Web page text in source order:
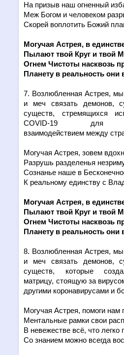
На призыв наш огненный
Меж Богом и человеком
Скорей воплотить Божий
Могучая Астрея, в единc
Пылают твой Круг и твой
Огнем Чистоты насквозь
Планету в реальность
7. Возлюбленная Астрея, мы
и меч связать демонов,
существ, стремящихся
COVID-19 для
взаимодействием между
Могучая Астрея, зовем
Разрушь разделенья
Сознанье наше в
К реальному единству с
Могучая Астрея, в единc
Пылают твой Круг и твой
Огнем Чистоты насквозь
Планету в реальность
8. Возлюбленная Астрея, мы
и меч связать демонов,
существ, которые
матрицу, стоящую за
другими коронавирусами и
Могучая Астрея, помоги нам
Ментальные рамки свои
В невежестве всё, что легко
Со знанием можно всегда